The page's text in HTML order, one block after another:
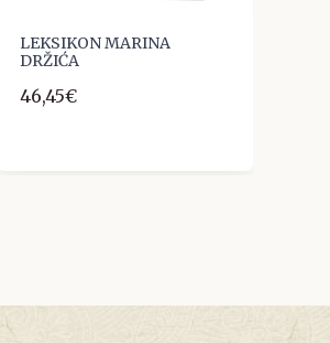
LEKSIKON MARINA
DRŽIĆA
46,45€